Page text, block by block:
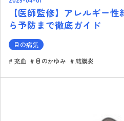
【医師監修】アレルギー
ら予防まで徹底ガイド
目の病気
充血
目のかゆみ 結膜炎